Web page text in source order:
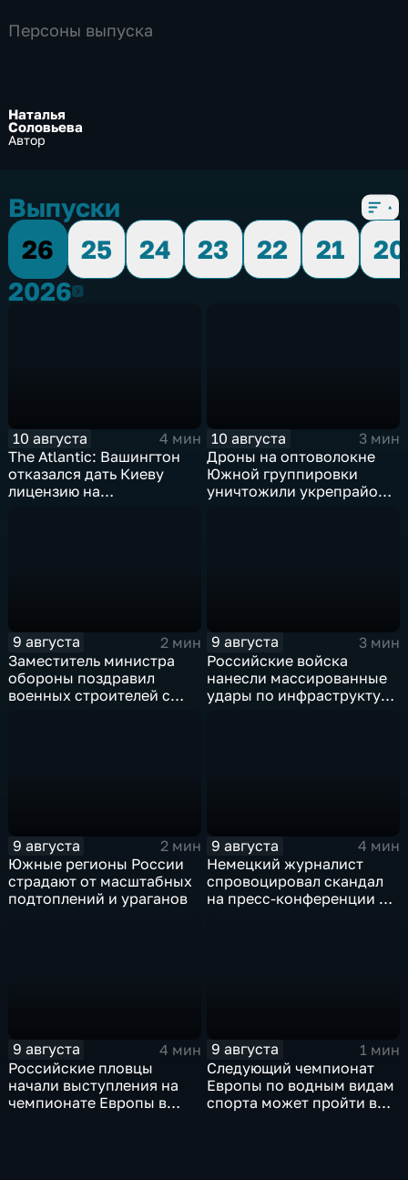
Персоны выпуска
Наталья
Соловьева
Автор
Выпуски
26
25 24 23 22 21
20
20262026
10 августа
4 мин
The Atlantic: Вашингтон
отказался дать Киеву
лицензию на
10 августа
3 мин
Дроны на оптоволокне
Южной группировки
уничтожили укрепрайон
9 августа
2 мин
Заместитель министра
обороны поздравил
военных строителей с
9 августа
3 мин
Российские войска
нанесли массированные
удары по инфраструктуре
9 августа
2 мин
Южные регионы России
страдают от масштабных
подтоплений и ураганов
9 августа
4 мин
Немецкий журналист
спровоцировал скандал
на пресс-конференции в
9 августа
4 мин
Российские пловцы
начали выступления на
чемпионате Европы в
9 августа
1 мин
Следующий чемпионат
Европы по водным видам
спорта может пройти в